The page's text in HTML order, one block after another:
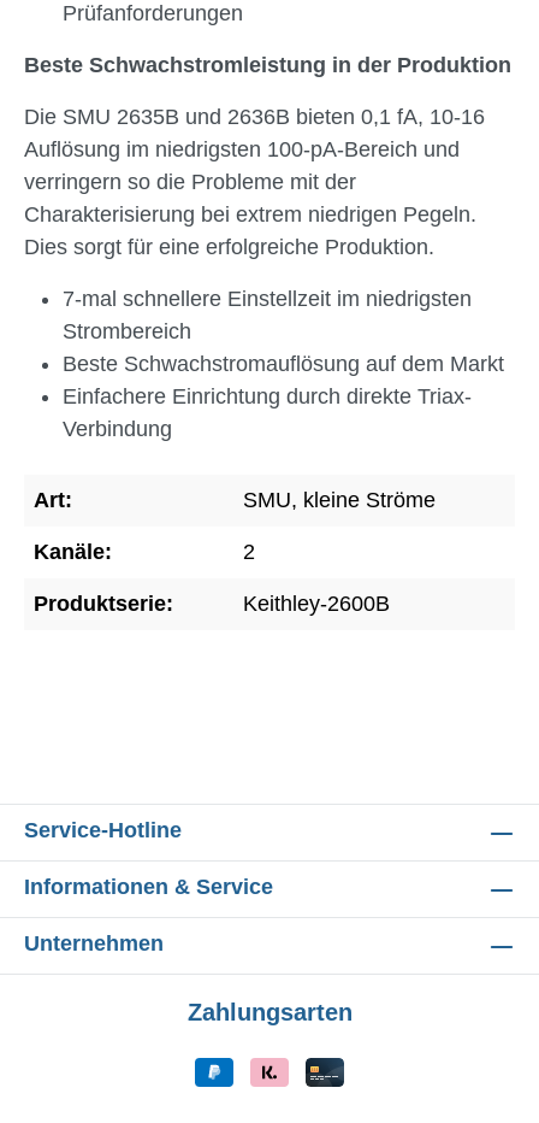
Prüfanforderungen
Beste Schwachstromleistung in der Produktion
Die SMU 2635B und 2636B bieten 0,1 fA, 10-16
Auflösung im niedrigsten 100-pA-Bereich und
verringern so die Probleme mit der
Charakterisierung bei extrem niedrigen Pegeln.
Dies sorgt für eine erfolgreiche Produktion.
7-mal schnellere Einstellzeit im niedrigsten
Strombereich
Beste Schwachstromauflösung auf dem Markt
Einfachere Einrichtung durch direkte Triax-
Verbindung
Art: SMU, kleine Ströme
Kanäle: 2
Produktserie: Keithley-2600B
Service-Hotline
Informationen & Service
Unternehmen
Zahlungsarten